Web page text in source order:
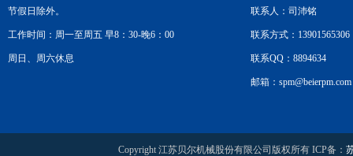
节假日除外。
工作时间：周一至周五 早8：30-晚6：00
周日、周六休息
联系人：司沛铭
联系方式：13901565306
联系QQ：8894634
邮箱：spm@beierpm.com
Copyright 江苏贝尔机械股份有限公司版权所有 ICP备：